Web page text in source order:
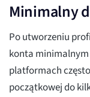
Minimalny
Po utworzeniu
konta
platformach
początkowej do